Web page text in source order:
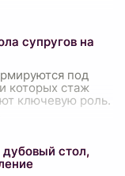
супругов на
под
которых стаж
ключевую роль.
стол,